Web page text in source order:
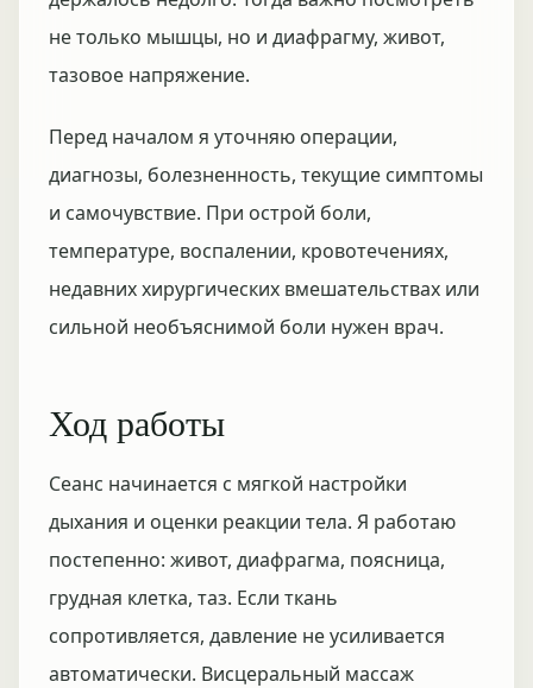
не только мышцы, но и диафрагму, живот,
тазовое напряжение.
Перед началом я уточняю операции,
диагнозы, болезненность, текущие симптомы
и самочувствие. При острой боли,
температуре, воспалении, кровотечениях,
недавних хирургических вмешательствах или
сильной необъяснимой боли нужен врач.
Ход работы
Сеанс начинается с мягкой настройки
дыхания и оценки реакции тела. Я работаю
постепенно: живот, диафрагма, поясница,
грудная клетка, таз. Если ткань
сопротивляется, давление не усиливается
автоматически. Висцеральный массаж